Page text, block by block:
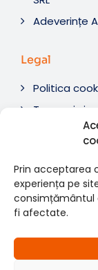
Prin acceptarea
experiența pe
consimțământul
fi afectate.
Adeverințe
Legal
Politica
Termeni si
Soluționare
rezervate.
Website